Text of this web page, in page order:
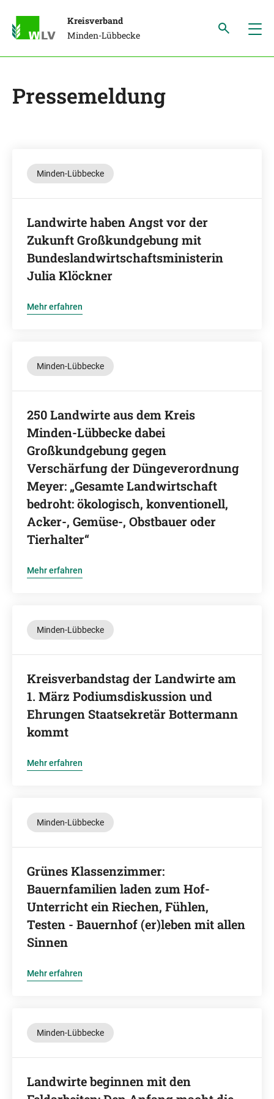
Kreisverband
Minden-Lübbecke
Pressemeldung
Minden-Lübbecke
Landwirte haben Angst vor der
Zukunft Großkundgebung mit
Bundeslandwirtschaftsministerin
Julia Klöckner
Mehr erfahren
Minden-Lübbecke
250 Landwirte aus dem Kreis
Minden-Lübbecke dabei
Großkundgebung gegen
Verschärfung der Düngeverordnung
Meyer: „Gesamte Landwirtschaft
bedroht: ökologisch, konventionell,
Acker-, Gemüse-, Obstbauer oder
Tierhalter“
Mehr erfahren
Minden-Lübbecke
Kreisverbandstag der Landwirte am
1. März Podiumsdiskussion und
Ehrungen Staatsekretär Bottermann
kommt
Mehr erfahren
Minden-Lübbecke
Grünes Klassenzimmer:
Bauernfamilien laden zum Hof-
Unterricht ein Riechen, Fühlen,
Testen - Bauernhof (er)leben mit allen
Sinnen
Mehr erfahren
Minden-Lübbecke
Landwirte beginnen mit den